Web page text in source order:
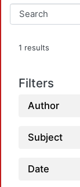
1 results
Filters
Author
Subject
Date